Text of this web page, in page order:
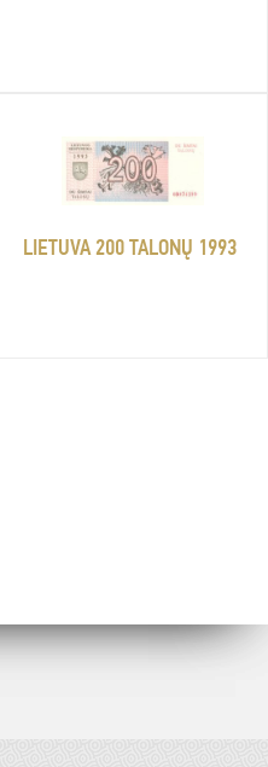
LIETUVA 200 TALONŲ 1993